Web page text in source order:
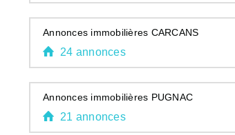
Annonces immobilières CARCANS
24 annonces
Annonces immobilières PUGNAC
21 annonces